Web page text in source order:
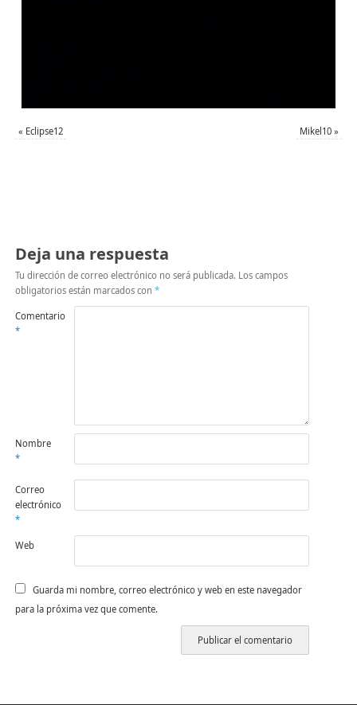
« Eclipse12 Mikel10 »
Deja una respuesta
Tu dirección de correo electrónico no será publicada. Los campos
obligatorios están marcados con *
Comentario
*
Nombre
*
Correo
electrónico
*
Web
Guarda mi nombre, correo electrónico y web en este navegador
para la próxima vez que comente.